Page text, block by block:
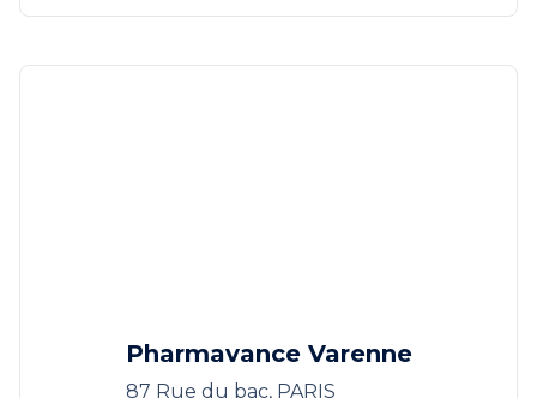
Pharmavance Varenne
87 Rue du bac, PARIS